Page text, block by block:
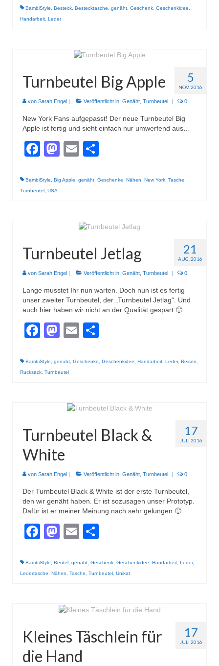
BambiStyle Besteck Bestecktasche genäht Geschenk Geschenkidee
Handarbeit Leder
5
NOV. 2016
Turnbeutel Big Apple
von Sarah Engel | Veröffentlicht in: Genäht Turnbeutel | 0
New York Fans aufgepasst! Der neue Turnbeutel Big
Apple ist fertig und sieht einfach nur umwerfend aus…
Facebook
Mastodon
Email
BambiStyle Big Apple genäht Geschenke Nähen New York Tasche
Turnbeutel USA
21
AUG. 2016
Turnbeutel Jetlag
von Sarah Engel | Veröffentlicht in: Genäht Turnbeutel | 0
Lange musstet Ihr nun warten. Doch nun ist es fertig
unser zweiter Turnbeutel, der „Turnbeutel Jetlag“. Und
auch hier haben wir nicht an der Qualität gespart 🙂
Facebook
Mastodon
Email
BambiStyle genäht Geschenke Geschenkidee Handarbeit Leder, Reisen
Rucksack Turnbeutel
17
JULI 2016
Turnbeutel Black &
White
von Sarah Engel Veröffentlicht in: Genäht, Turnbeutel 0
Der Turnbeutel Black & White ist der erste Turnbeutel,
den wir genäht haben. Er ist sozusagen unser Prototyp.
Dafür ist er meiner Meinung nach sehr gelungen 🙂
Facebook
Mastodon
Email
BambiStyle, Beutel , genäht, Geschenk, Geschenkidee, Handarbeit, Leder,
Ledertasche, Nähen, Tasche, Turnbeutel , Unikat
17
JULI 2016
Kleines Täschlein für
die Hand